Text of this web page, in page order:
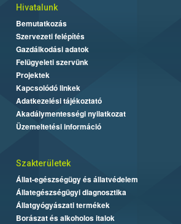
Hivatalunk
Bemutatkozás
Szervezeti felépítés
Gazdálkodási adatok
Felügyeleti szervünk
Projektek
Kapcsolódó linkek
Adatkezelési tájékoztató
Akadálymentességi nyilatkozat
Üzemeltetési információ
Szakterületek
Állat-egészségügy és állatvédelem
Állategészségügyi diagnosztika
Állatgyógyászati termékek
Borászat és alkoholos italok